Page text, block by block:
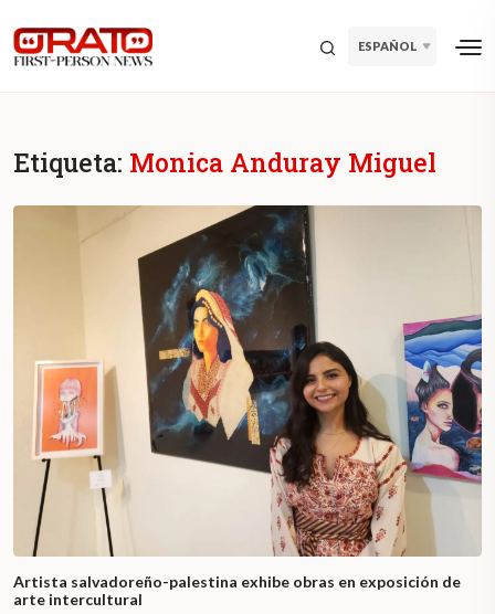
ESPAÑOL
Etiqueta: Monica Anduray Miguel
Artista salvadoreño-palestina exhibe obras en exposición de
arte intercultural